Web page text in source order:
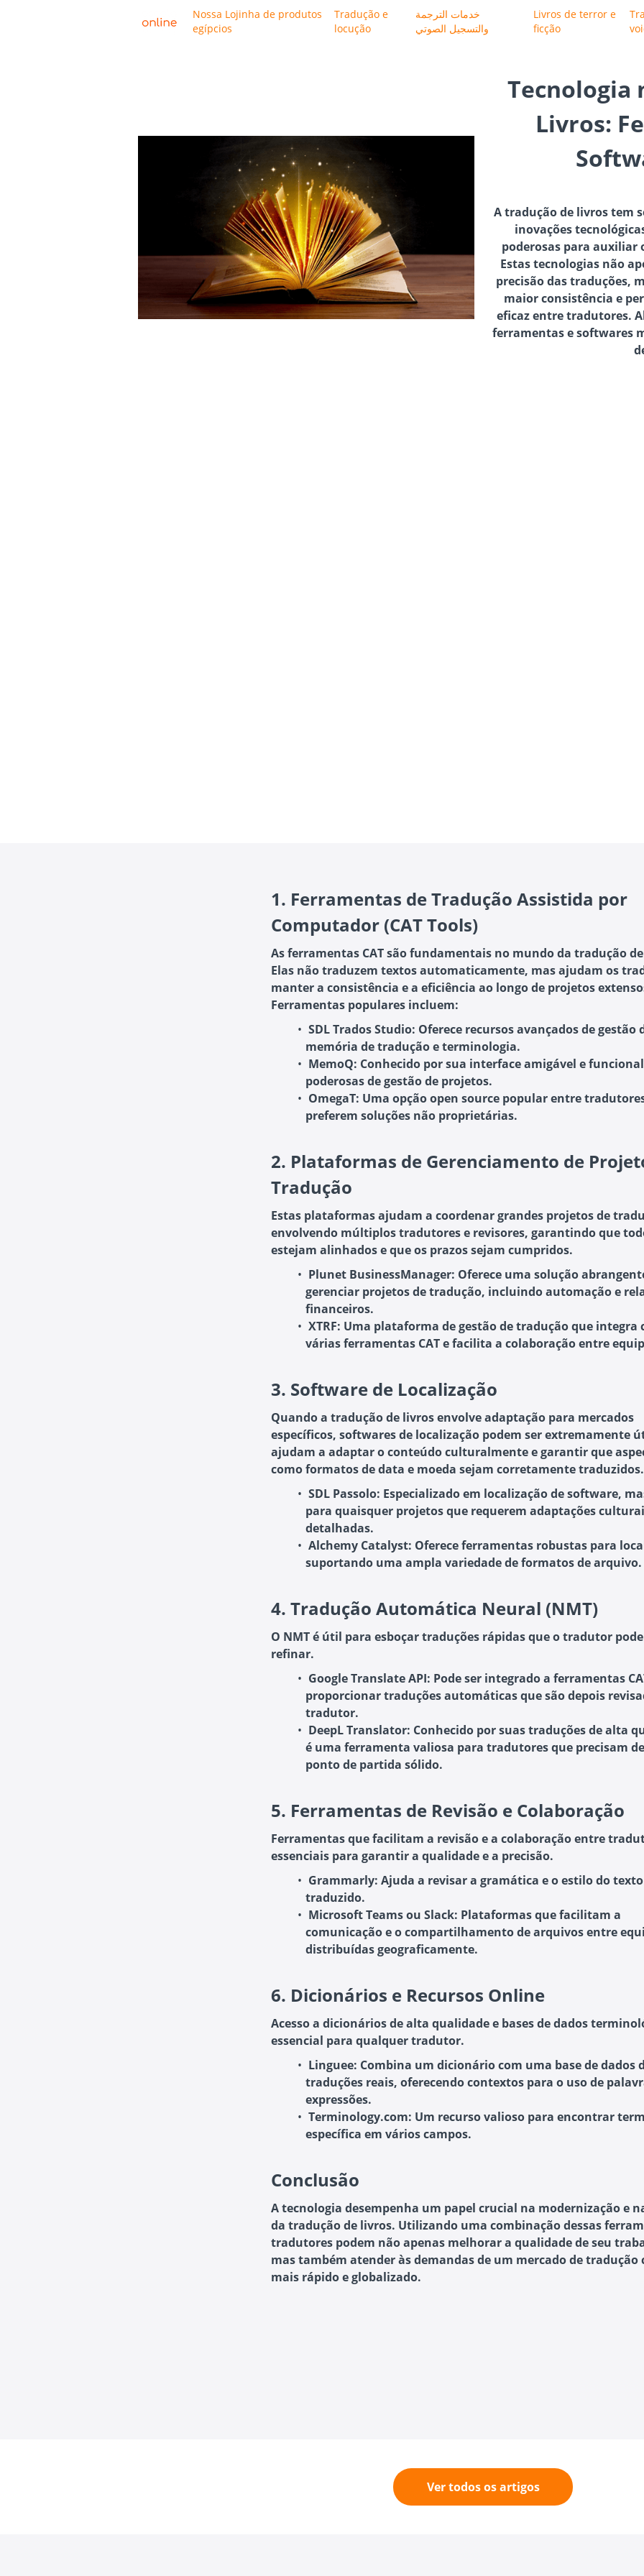
Nossa Lojinha de produtos
egípcios
Tradução e
locução
خدمات الترجمة
والتسجيل الصوتي
Livros de terror e
ficção
Tecnologia
Livros:
A tradução de livros tem
inovações
poderosas para auxiliar
Estas tecnologias não
precisão das traduções,
maior consistência e
eficaz entre tradutores.
ferramentas e softwares
1. Ferramentas de Tradução Assistida por
Computador (CAT Tools)
As ferramentas CAT são fundamentais no mundo da tradução
Elas não traduzem textos automaticamente, mas ajudam os
manter a consistência e a eficiência ao longo de projetos
Ferramentas populares incluem:
SDL Trados Studio: Oferece recursos avançados de gestão
memória de tradução e terminologia.
MemoQ: Conhecido por sua interface amigável e
poderosas de gestão de projetos.
OmegaT: Uma opção open source popular entre
preferem soluções não proprietárias.
2. Plataformas de Gerenciamento de
Tradução
Estas plataformas ajudam a coordenar grandes projetos de
envolvendo múltiplos tradutores e revisores, garantindo que
estejam alinhados e que os prazos sejam cumpridos.
Plunet BusinessManager: Oferece uma solução
gerenciar projetos de tradução, incluindo automação e
financeiros.
XTRF: Uma plataforma de gestão de tradução que integra
várias ferramentas CAT e facilita a colaboração entre
3. Software de Localização
Quando a tradução de livros envolve adaptação para mercados
específicos, softwares de localização podem ser extremamente
ajudam a adaptar o conteúdo culturalmente e garantir que
como formatos de data e moeda sejam corretamente traduzidos.
SDL Passolo: Especializado em localização de software,
para quaisquer projetos que requerem adaptações
detalhadas.
Alchemy Catalyst: Oferece ferramentas robustas para
suportando uma ampla variedade de formatos de arquivo.
4. Tradução Automática Neural (NMT)
O NMT é útil para esboçar traduções rápidas que o tradutor
refinar.
Google Translate API: Pode ser integrado a ferramentas
proporcionar traduções automáticas que são depois
tradutor.
DeepL Translator: Conhecido por suas traduções de alta
é uma ferramenta valiosa para tradutores que precisam
ponto de partida sólido.
5. Ferramentas de Revisão e Colaboração
Ferramentas que facilitam a revisão e a colaboração entre
essenciais para garantir a qualidade e a precisão.
Grammarly: Ajuda a revisar a gramática e o estilo do texto
traduzido.
Microsoft Teams ou Slack: Plataformas que facilitam a
comunicação e o compartilhamento de arquivos entre
distribuídas geograficamente.
6. Dicionários e Recursos Online
Acesso a dicionários de alta qualidade e bases de dados
essencial para qualquer tradutor.
Linguee: Combina um dicionário com uma base de dados
traduções reais, oferecendo contextos para o uso de
expressões.
Terminology.com: Um recurso valioso para encontrar
específica em vários campos.
Conclusão
A tecnologia desempenha um papel crucial na modernização e
da tradução de livros. Utilizando uma combinação dessas
tradutores podem não apenas melhorar a qualidade de seu
mas também atender às demandas de um mercado de tradução
mais rápido e globalizado.
Ver todos os artigos